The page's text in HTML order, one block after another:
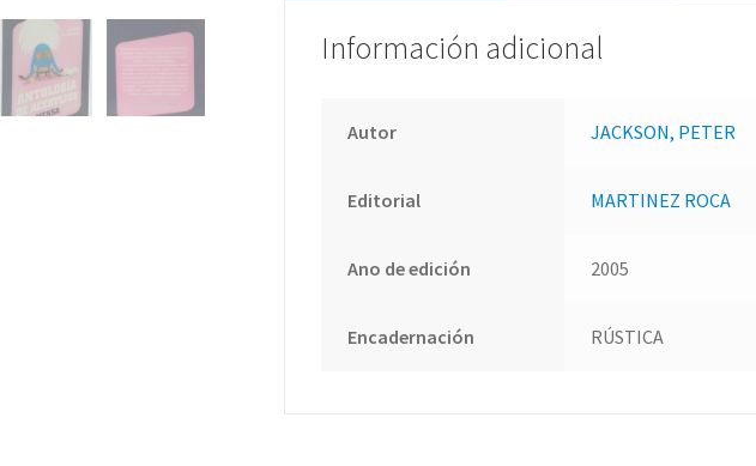
Información adicional
Autor JACKSON, PETER
Editorial MARTINEZ ROCA
Ano de edición 2005
Encadernación RÚSTICA